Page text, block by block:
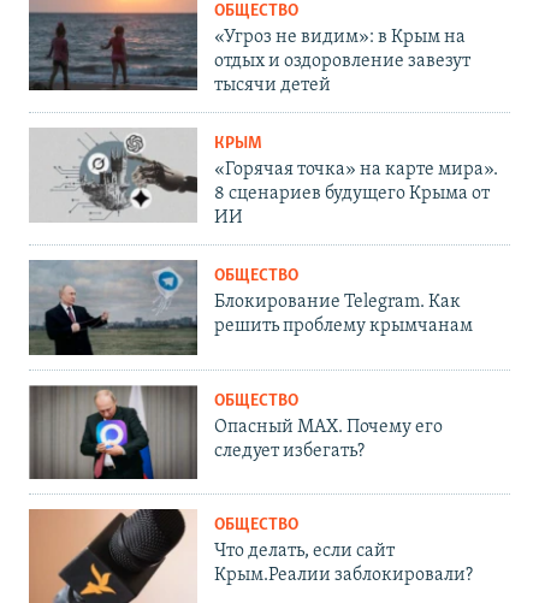
ОБЩЕСТВО
«Угроз не видим»: в Крым на
отдых и оздоровление завезут
тысячи детей
КРЫМ
«Горячая точка» на карте мира».
8 сценариев будущего Крыма от
ИИ
ОБЩЕСТВО
Блокирование Telegram. Как
решить проблему крымчанам
ОБЩЕСТВО
Опасный MAX. Почему его
следует избегать?
ОБЩЕСТВО
Что делать, если сайт
Крым.Реалии заблокировали?